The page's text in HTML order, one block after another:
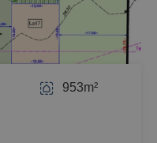
953m²